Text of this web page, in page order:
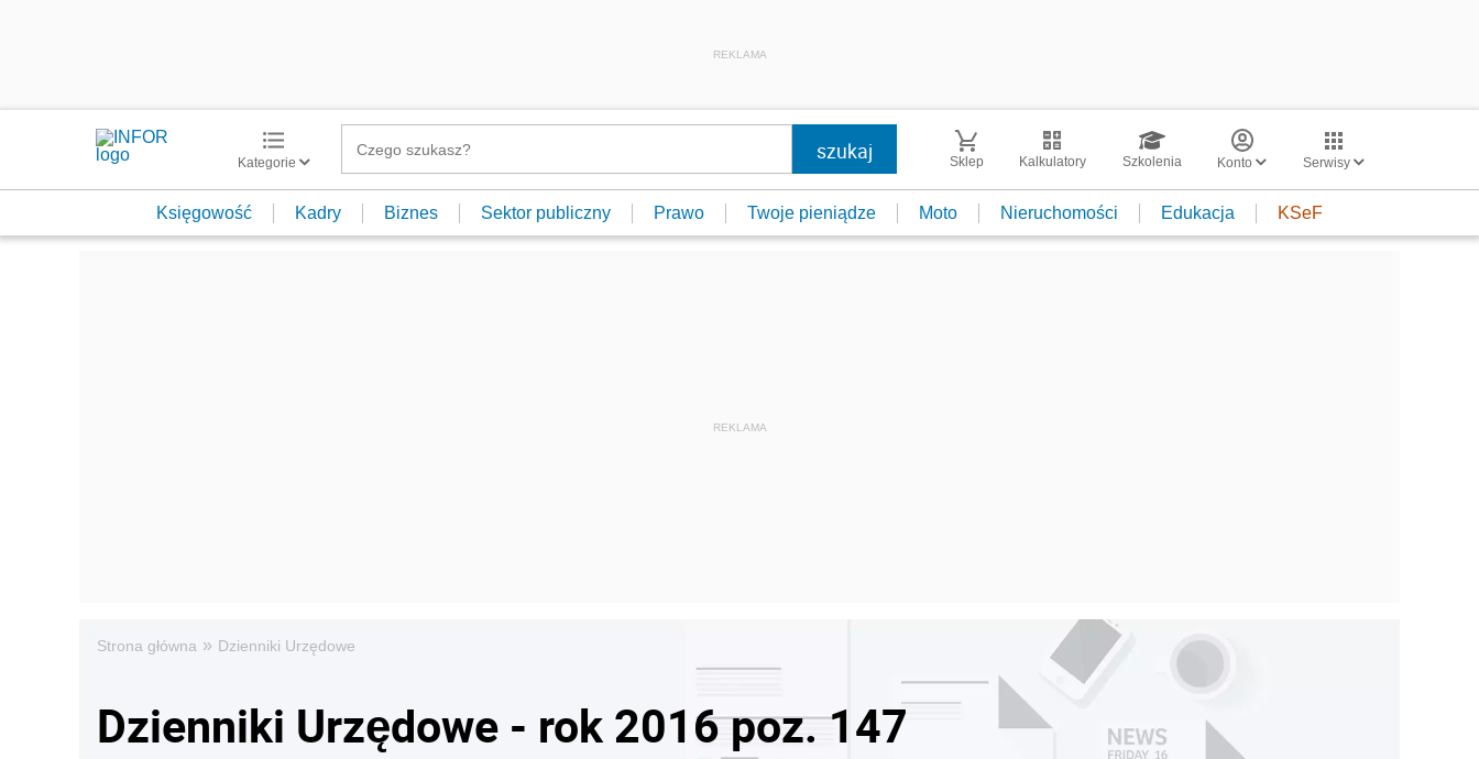
REKLAMA
Kategorie Sklep Kalkulatory Szkolenia Konto Serwisy
Księgowość Kadry Biznes Sektor publiczny Prawo Twoje pieniądze Moto Nieruchomości Edukacja KSeF
Strona główna » Dzienniki Urzędowe
Dzienniki Urzędowe - rok 2016 poz. 147